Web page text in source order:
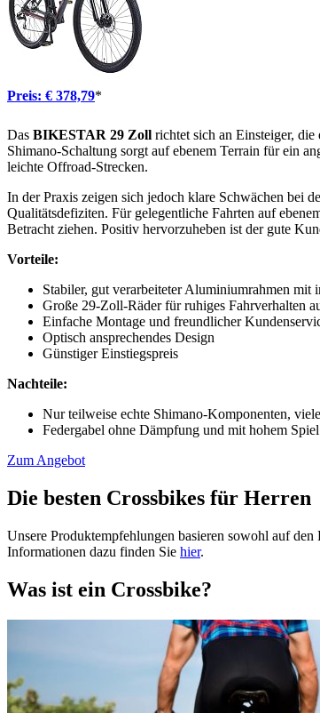
Preis: € 378,79*
Das BIKESTAR 29 Zoll richtet sich an Einsteiger,
Shimano-Schaltung sorgt auf ebenem Terrain für ein
leichte Offroad-Strecken.
In der Praxis zeigen sich jedoch klare Schwächen bei
Qualitätsdefiziten. Für gelegentliche Fahrten auf
Betracht ziehen. Positiv hervorzuheben ist der gute
Vorteile:
Stabiler, gut verarbeiteter Aluminiumrahmen mit
Große 29-Zoll-Räder für ruhiges Fahrverhalten
Einfache Montage und freundlicher
Optisch ansprechendes Design
Günstiger Einstiegspreis
Nachteile:
Nur teilweise echte Shimano-Komponenten,
Federgabel ohne Dämpfung und mit hohem Spiel
Zum Angebot
Die besten Crossbikes für Herren
Unsere Produktempfehlungen basieren sowohl auf
Informationen dazu finden Sie hier.
Was ist ein Crossbike?